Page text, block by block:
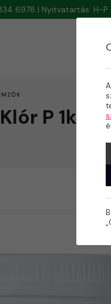
6978 | Nyitvatartás: H-
P